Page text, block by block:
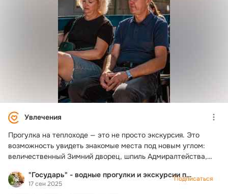
Увлечения
Прогулка на теплоходе — это не просто экскурсия. Это
возможность увидеть знакомые места под новым углом:
величественный Зимний дворец, шпиль Адмиралтейства,
так не почувствуешь дыхание города. С воды Петербург
кажется живым, словно сам рассказывает свою историю. 📍
"Государь" - водные прогулки и экскурсии по Питеру
17 сен 2025
Подписаться